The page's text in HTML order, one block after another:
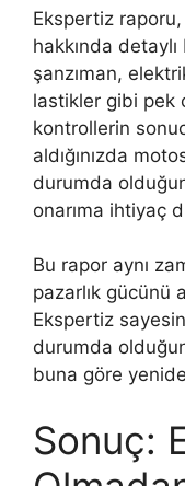
Ekspertiz
hakkında
şanzıman,
lastikler gibi pek
kontrollerin
aldığınızda
durumda
onarıma ihtiyaç
Bu rapor aynı
pazarlık gücünü
Ekspertiz
durumda
buna göre
Sonuç: